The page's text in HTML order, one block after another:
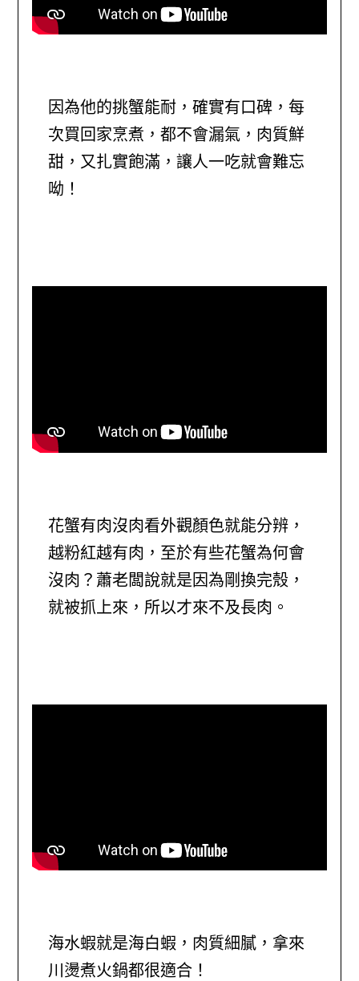
因為他的挑蟹能耐，確實有口碑，每
次買回家烹煮，都不會漏氣，肉質鮮
甜，又扎實飽滿，讓人一吃就會難忘
呦！
花蟹有肉沒肉看外觀顏色就能分辨，
越粉紅越有肉，至於有些花蟹為何會
沒肉？蕭老闆說就是因為剛換完殼，
就被抓上來，所以才來不及長肉。
海水蝦就是海白蝦，肉質細膩，拿來
川燙煮火鍋都很適合！